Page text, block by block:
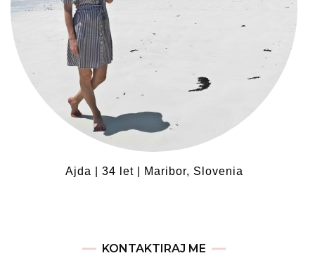
Ajda | 34 let | Maribor, Slovenia
KONTAKTIRAJ ME